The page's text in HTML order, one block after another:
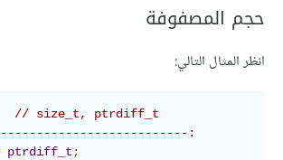
حجم المصفوفة
انظر المثال التالي:
// size_t, ptrdiff_t
:
ptrdiff_t ;